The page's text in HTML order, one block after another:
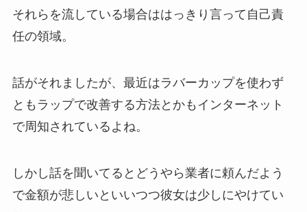
それらを流している場合ははっきり言って自己責
任の領域。
話がそれましたが、最近はラバーカップを使わず
ともラップで改善する方法とかもインターネット
で周知されているよね。
しかし話を聞いてるとどうやら業者に頼んだよう
で金額が悲しいといいつつ彼女は少しにやけてい